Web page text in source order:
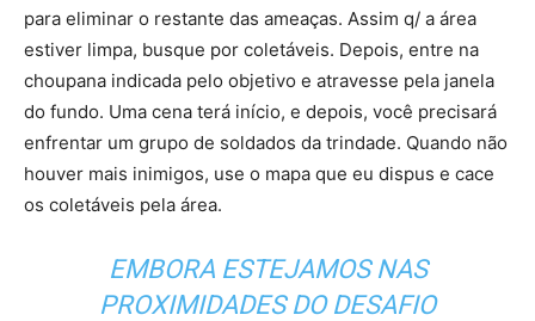
para eliminar o restante das ameaças. Assim q/ a área
estiver limpa, busque por coletáveis. Depois, entre na
choupana indicada pelo objetivo e atravesse pela janela
do fundo. Uma cena terá início, e depois, você precisará
enfrentar um grupo de soldados da trindade. Quando não
houver mais inimigos, use o mapa que eu dispus e cace
os coletáveis pela área.
EMBORA ESTEJAMOS NAS
PROXIMIDADES DO DESAFIO